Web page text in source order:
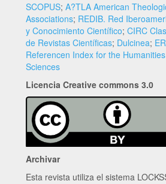
SCOPUS; A?TLA American
Associations; REDIB. Red
y Conocimiento Científico; CIRC
de Revistas Científicas; Dulcinea;
Referencen Index for the
Sciences
Licencia Creative commons 3.0
Archivar
Esta revista utiliza el sistema